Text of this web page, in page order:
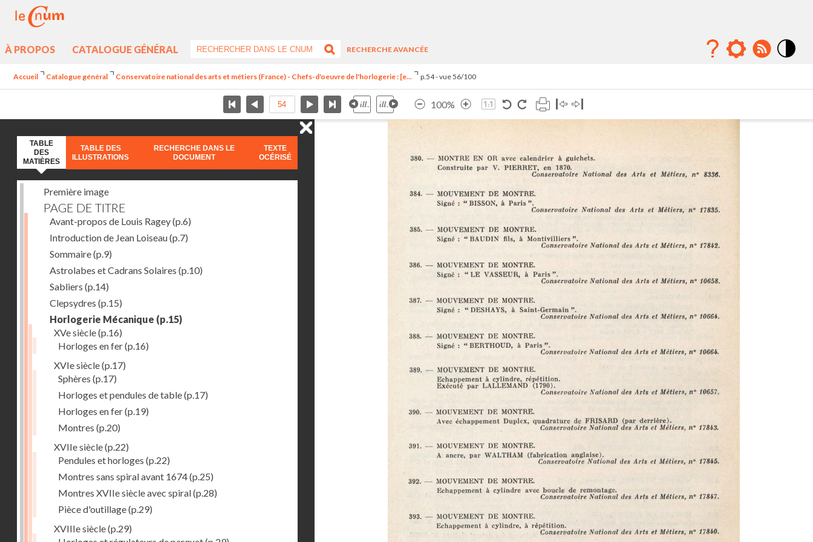
À PROPOS CATALOGUE GÉNÉRAL
RECHERCHE AVANCÉE
Accueil Catalogue général Conservatoire national des arts et métiers (France) - Chefs-d'oeuvre de l'horlogerie : [e... p.54 - vue 56/100
100%
TABLE
DES
MATIÈRES
TABLE DES
ILLUSTRATIONS
RECHERCHE DANS LE
DOCUMENT
TEXTE
OCÉRISÉ
Première image
PAGE DE TITRE
Avant-propos de Louis Ragey(p.6)
Introduction de Jean Loiseau(p.7)
Sommaire(p.9)
Astrolabes et Cadrans Solaires (p.10)
Sabliers (p.14)
Clepsydres (p.15)
Horlogerie Mécanique (p.15)
XVe siècle(p.16)
Horloges en fer(p.16)
XVIe siècle(p.17)
Sphères (p.17)
Horloges et pendules de table(p.17)
Horloges en fer(p.19)
Montres (p.20)
XVIIe siècle(p.22)
Pendules et horloges (p.22)
Montres sans spiral avant 1674(p.25)
Montres XVIIe siècle avec spiral(p.28)
Pièce d'outillage(p.29)
XVIIIe siècle(p.29)